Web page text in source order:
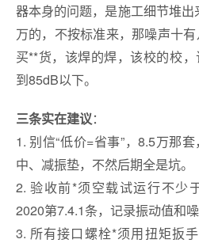
器本身的问题，是施工细节堆
万的，不按标准来，那噪声十
买**货，该焊的焊，该校的校
到85dB以下。
三条实在建议：
1. 别信“低价=省事”，8.5万那
中、减振垫，不然后期全是坑。
2. 验收前*须空载试运行不少
2020第7.4.1条，记录振动值和
3. 所有接口螺栓*须用扭矩扳